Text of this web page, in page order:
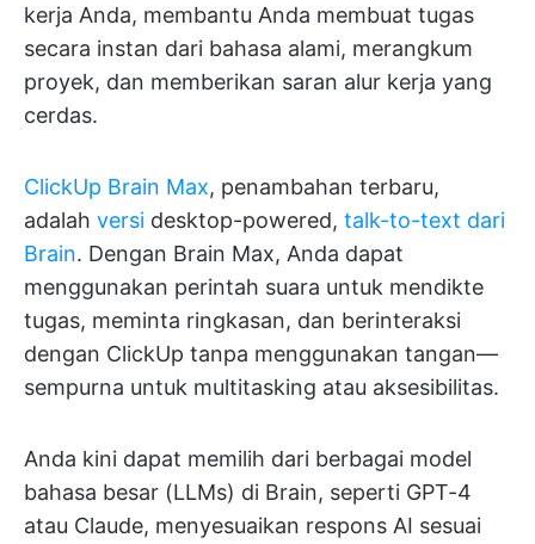
kerja Anda, membantu Anda membuat tugas
secara instan dari bahasa alami, merangkum
proyek, dan memberikan saran alur kerja yang
cerdas.
ClickUp Brain Max, penambahan terbaru,
adalah versi desktop-powered, talk-to-text dari
Brain. Dengan Brain Max, Anda dapat
menggunakan perintah suara untuk mendikte
tugas, meminta ringkasan, dan berinteraksi
dengan ClickUp tanpa menggunakan tangan—
sempurna untuk multitasking atau aksesibilitas.
Anda kini dapat memilih dari berbagai model
bahasa besar (LLMs) di Brain, seperti GPT-4
atau Claude, menyesuaikan respons AI sesuai